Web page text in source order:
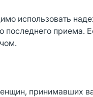
использовать
последнего приема.
принимавших